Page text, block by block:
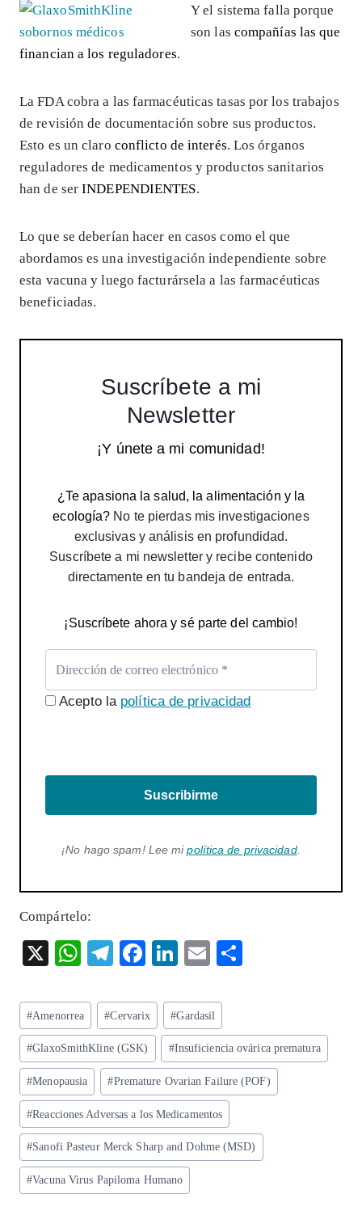
Y el sistema falla porque
son las compañías las que
financian a los reguladores.
La FDA cobra a las farmacéuticas tasas por los trabajos
de revisión de documentación sobre sus productos.
Esto es un claro conflicto de interés. Los órganos
reguladores de medicamentos y productos sanitarios
han de serINDEPENDIENTES.
Lo que se deberían hacer en casos como el que
abordamos es una investigación independiente sobre
esta vacuna y luego facturársela a las farmacéuticas
beneficiadas.
Suscríbete a mi
Newsletter
¡Y únete a mi comunidad!
¿Te apasiona la salud, la alimentación y la
ecología? No te pierdas mis investigaciones
exclusivas y análisis en profundidad.
Suscríbete a mi newsletter y recibe contenido
directamente en tu bandeja de entrada.
¡Suscríbete ahora y sé parte del cambio!
Acepto la política de privacidad
Suscribirme
¡No hago spam! Lee mipolítica de privacidad.
Compártelo:
X
W
ts
A
p
p
T
eg
ra
m
F
eb
o
o
k
Li
ke
dI
n
E
ai
l
Etiquetas
de
la
entrada:
#Amenorrea #Cervarix #Gardasil
#GlaxoSmithKline (GSK) #Insuficiencia ovárica prematura
#Menopausia #Premature Ovarian Failure (POF)
#Reacciones Adversas a los Medicamentos
#Sanofi Pasteur Merck Sharp and Dohme (MSD)
#Vacuna Virus Papiloma Humano